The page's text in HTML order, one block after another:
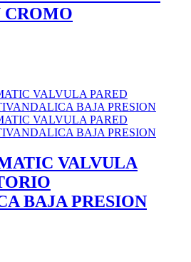
CROMO
VALVULA
BAJA PRESION